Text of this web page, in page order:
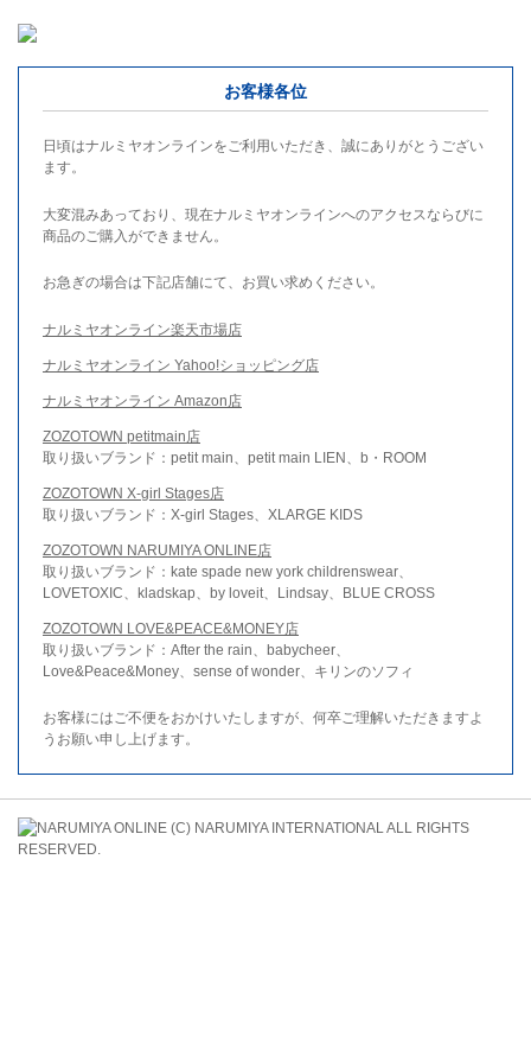
お客様各位
日頃はナルミヤオンラインをご利用いただき、誠にありがとうござい
ます。
大変混みあっており、現在ナルミヤオンラインへのアクセスならびに
商品のご購入ができません。
お急ぎの場合は下記店舗にて、お買い求めください。
ナルミヤオンライン楽天市場店
ナルミヤオンライン Yahoo!ショッピング店
ナルミヤオンライン Amazon店
ZOZOTOWN petitmain店
取り扱いブランド：petit main、petit main LIEN、b・ROOM
ZOZOTOWN X-girl Stages店
取り扱いブランド：X-girl Stages、XLARGE KIDS
ZOZOTOWN NARUMIYA ONLINE店
取り扱いブランド：kate spade new york childrenswear、
LOVETOXIC、kladskap、by loveit、Lindsay、BLUE CROSS
ZOZOTOWN LOVE&PEACE&MONEY店
取り扱いブランド：After the rain、babycheer、
Love&Peace&Money、sense of wonder、キリンのソフィ
お客様にはご不便をおかけいたしますが、何卒ご理解いただきますよ
うお願い申し上げます。